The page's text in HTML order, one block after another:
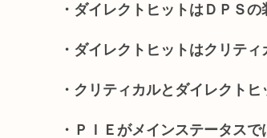
・ダイレクトヒットはＤＰＳ
・ダイレクトヒットはクリテ
・クリティカルとダイレクト
・ＰＩＥがメインステータスで